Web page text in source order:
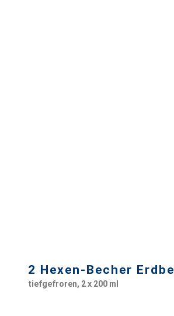
2 Hexen-Becher
tiefgefroren, 2 x 200 ml